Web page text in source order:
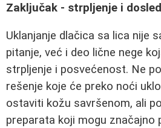
Zaključak - strpljenje i
Uklanjanje dlačica sa lica nije
pitanje, već i deo lične nege
strpljenje i posvećenost. Ne
rešenje koje će preko noći
ostaviti kožu savršenom, ali
preparata koji mogu značajno